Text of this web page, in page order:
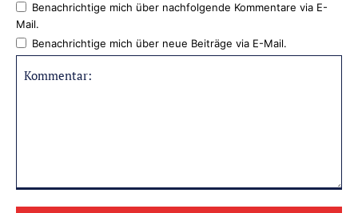
Benachrichtige mich über nachfolgende Kommentare via E-
Mail.
Benachrichtige mich über neue Beiträge via E-Mail.